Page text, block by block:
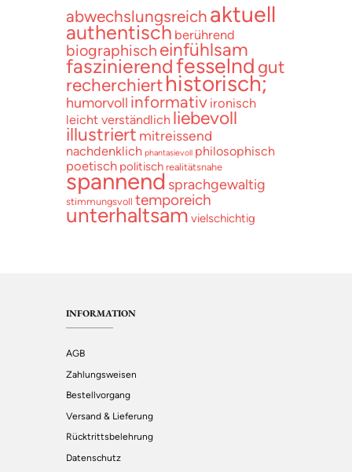
abwechslungsreich aktuell
authentisch berührend
biographisch einfühlsam
faszinierendfesselnd gut
recherchierthistorisch;
humorvoll informativ ironisch
leicht verständlich liebevoll
illustriert mitreissend
nachdenklich phantasievoll philosophisch
poetisch politisch realitätsnahe
spannend sprachgewaltig
stimmungsvoll temporeich
unterhaltsam vielschichtig
INFORMATION
AGB
Zahlungsweisen
Bestellvorgang
Versand & Lieferung
Rücktrittsbelehrung
Datenschutz